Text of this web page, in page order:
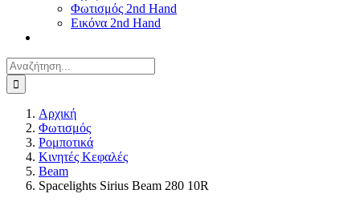
Φωτισμός 2nd Hand
Εικόνα 2nd Hand
Αναζήτηση
για:
Αρχική
Φωτισμός
Ρομποτικά
Κινητές Κεφαλές
Beam
Spacelights Sirius Beam 280 10R